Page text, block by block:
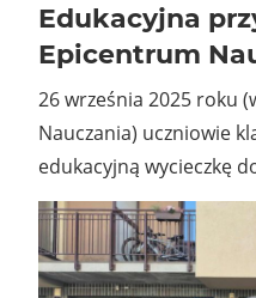
Edukacyjna
Epicentrum
26 września 2025 roku
Nauczania) uczniowie
edukacyjną wycieczkę